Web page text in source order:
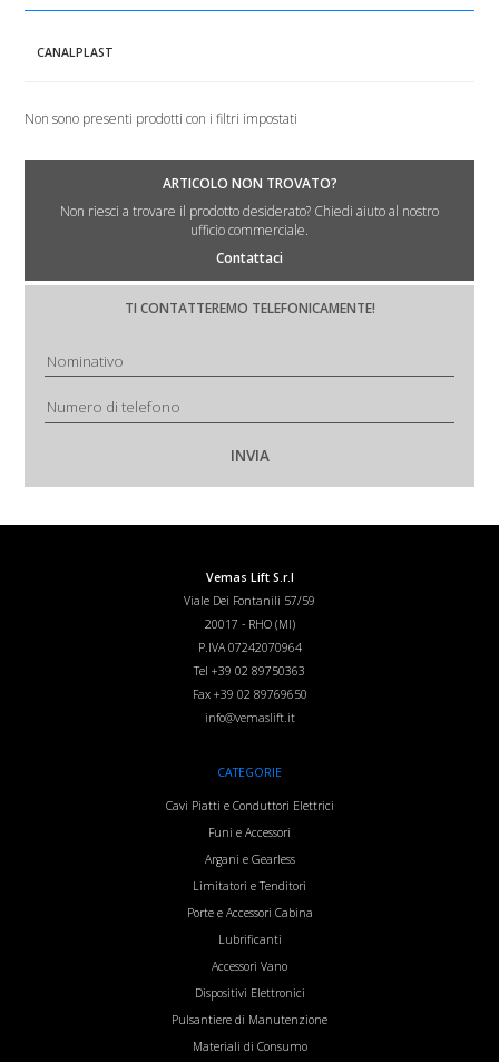
CANALPLAST
Non sono presenti prodotti con i filtri impostati
ARTICOLO NON TROVATO?
Non riesci a trovare il prodotto desiderato? Chiedi aiuto al nostro
ufficio commerciale.
Contattaci
TI CONTATTEREMO TELEFONICAMENTE!
Vemas Lift S.r.l
Viale Dei Fontanili 57/59
20017 - RHO (MI)
P.IVA 07242070964
Tel +39 02 89750363
Fax +39 02 89769650
info@vemaslift.it
CATEGORIE
Cavi Piatti e Conduttori Elettrici
Funi e Accessori
Argani e Gearless
Limitatori e Tenditori
Porte e Accessori Cabina
Lubrificanti
Accessori Vano
Dispositivi Elettronici
Pulsantiere di Manutenzione
Materiali di Consumo